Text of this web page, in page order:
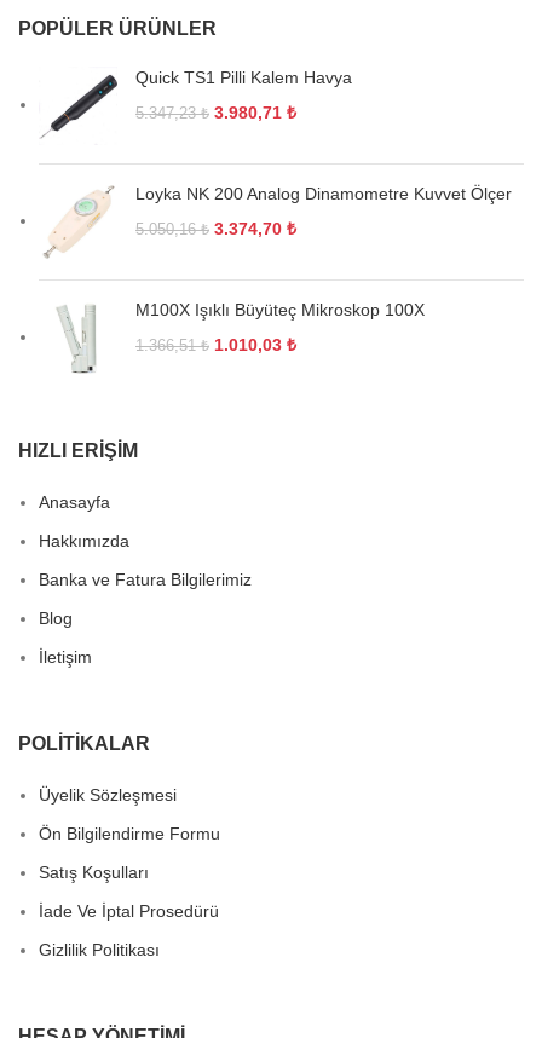
POPÜLER ÜRÜNLER
Quick TS1 Pilli Kalem Havya
5.347,23₺ 3.980,71 ₺
Loyka NK 200 Analog Dinamometre Kuvvet Ölçer
5.050,16₺ 3.374,70 ₺
M100X Işıklı Büyüteç Mikroskop 100X
1.366,51₺ 1.010,03 ₺
HIZLI ERIŞIM
Anasayfa
Hakkımızda
Banka ve Fatura Bilgilerimiz
Blog
İletişim
POLITIKALAR
Üyelik Sözleşmesi
Ön Bilgilendirme Formu
Satış Koşulları
İade Ve İptal Prosedürü
Gizlilik Politikası